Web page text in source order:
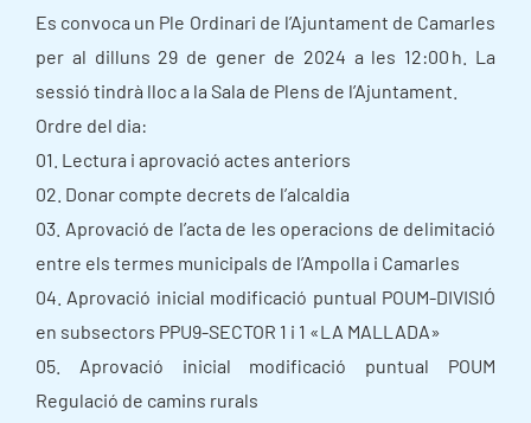
Es convoca un Ple Ordinari de l’Ajuntament de Camarles
per al dilluns 29 de gener de 2024 a les 12:00 h. La
sessió tindrà lloc a la Sala de Plens de l’Ajuntament.
Ordre del dia:
01. Lectura i aprovació actes anteriors
02. Donar compte decrets de l’alcaldia
03. Aprovació de l’acta de les operacions de delimitació
entre els termes municipals de l’Ampolla i Camarles
04. Aprovació inicial modificació puntual POUM-DIVISIÓ
en subsectors PPU9-SECTOR 1 i 1 «LA MALLADA»
05. Aprovació inicial modificació puntual POUM
Regulació de camins rurals